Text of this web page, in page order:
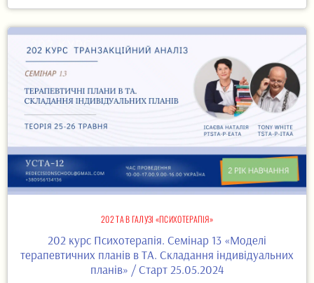
202 ТА В ГАЛУЗІ «ПСИХОТЕРАПІЯ»
202 курс Психотерапія. Семінар 13 «Моделі
терапевтичних планів в ТА. Складання індивідуальних
планів» / Старт 25.05.2024